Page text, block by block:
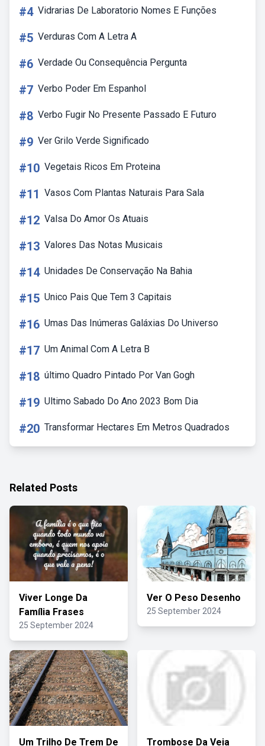
#4 Vidrarias De Laboratorio Nomes E Funções
#5 Verduras Com A Letra A
#6 Verdade Ou Consequência Pergunta
#7 Verbo Poder Em Espanhol
#8 Verbo Fugir No Presente Passado E Futuro
#9 Ver Grilo Verde Significado
#10 Vegetais Ricos Em Proteina
#11 Vasos Com Plantas Naturais Para Sala
#12 Valsa Do Amor Os Atuais
#13 Valores Das Notas Musicais
#14 Unidades De Conservação Na Bahia
#15 Unico Pais Que Tem 3 Capitais
#16 Umas Das Inúmeras Galáxias Do Universo
#17 Um Animal Com A Letra B
#18 último Quadro Pintado Por Van Gogh
#19 Ultimo Sabado Do Ano 2023 Bom Dia
#20 Transformar Hectares Em Metros Quadrados
Related Posts
Viver Longe Da
Família Frases
25 September 2024
Ver O Peso Desenho
25 September 2024
Um Trilho De Trem De Trombose Da Veia